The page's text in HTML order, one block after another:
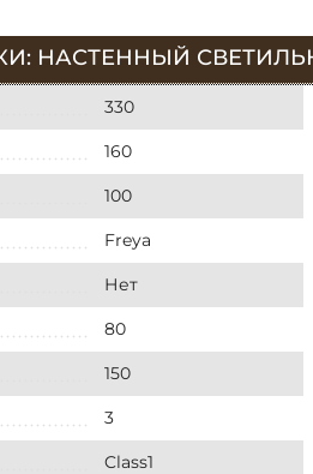
НАСТЕННЫЙ
330
160
100
Freya
Нет
80
150
3
Class1